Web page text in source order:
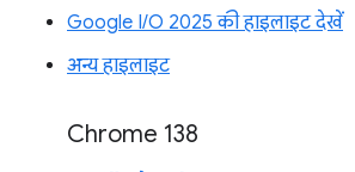
Google I/O 2025 की हाइलाइट देखें
अन्य हाइलाइट
Chrome 138